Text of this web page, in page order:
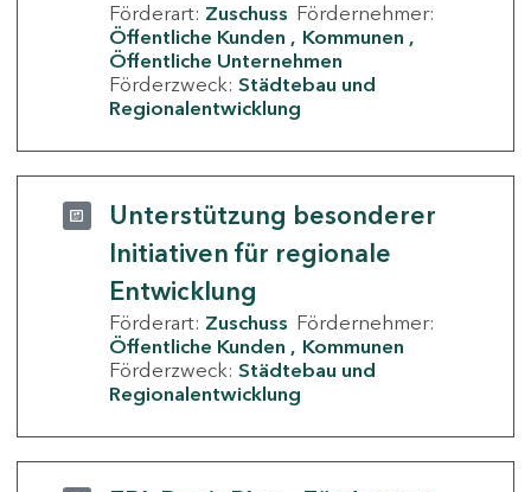
Förderart: Zuschuss Fördernehmer:
Öffentliche Kunden
Kommunen
Öffentliche Unternehmen
Förderzweck: Städtebau und
Regionalentwicklung
Unterstützung besonderer
Initiativen für regionale
Entwicklung
Förderart: Zuschuss Fördernehmer:
Öffentliche Kunden
Kommunen
Förderzweck: Städtebau und
Regionalentwicklung